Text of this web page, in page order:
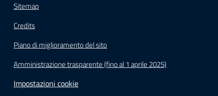
Sitemap
Credits
Piano di miglioramento del sito
Amministrazione trasparente (fino al 1 aprile 2025)
Impostazioni cookie